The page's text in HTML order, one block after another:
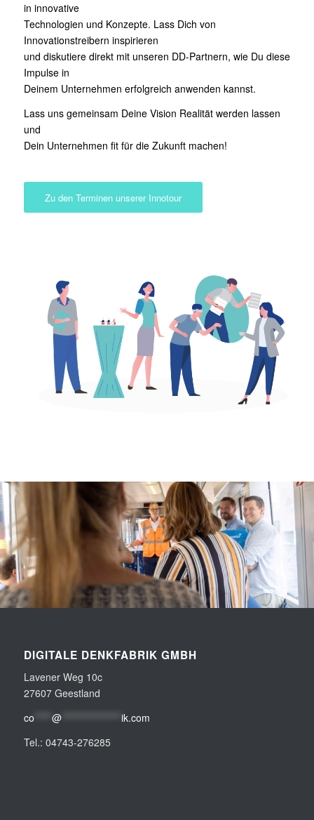
in innovative
Technologien und Konzepte. Lass Dich von
Innovationstreibern inspirieren
und diskutiere direkt mit unseren DD-Partnern, wie Du diese
Impulse in
Deinem Unternehmen erfolgreich anwenden kannst.
Lass uns gemeinsam Deine Vision Realität werden lassen
und
Dein Unternehmen fit für die Zukunft machen!
Zu den Terminen unserer Innotour
DIGITALE DENKFABRIK GMBH
Lavener Weg 10c
27607 Geestland
co
@***************** ik.com
Tel.: 04743-276285